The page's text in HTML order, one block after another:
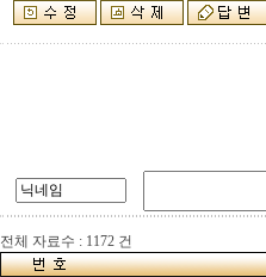
전체 자료수 : 1172 건